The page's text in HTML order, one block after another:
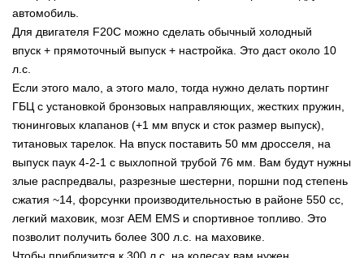
автомобиль.
Для двигателя F20C можно сделать обычный холодный
впуск + прямоточный выпуск + настройка. Это даст около 10
л.с.
Если этого мало, а этого мало, тогда нужно делать портинг
ГБЦ с установкой бронзовых направляющих, жестких пружин,
тюнинговых клапанов (+1 мм впуск и сток размер выпуск),
титановых тарелок. На впуск поставить 50 мм дросселя, на
выпуск паук 4-2-1 с выхлопной трубой 76 мм. Вам будут нужны
злые распредвалы, разрезные шестерни, поршни под степень
сжатия ~14, форсунки производительностью в районе 550 сс,
легкий маховик, мозг AEM EMS и спортивное топливо. Это
позволит получить более 300 л.с. на маховике.